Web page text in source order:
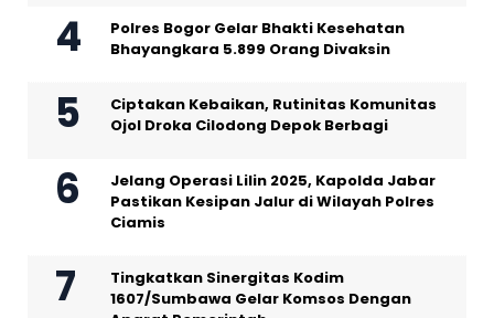
Polres Bogor Gelar Bhakti Kesehatan
Bhayangkara 5.899 Orang Divaksin
Ciptakan Kebaikan, Rutinitas Komunitas
Ojol Droka Cilodong Depok Berbagi
Jelang Operasi Lilin 2025, Kapolda Jabar
Pastikan Kesipan Jalur di Wilayah Polres
Ciamis
Tingkatkan Sinergitas Kodim
1607/Sumbawa Gelar Komsos Dengan